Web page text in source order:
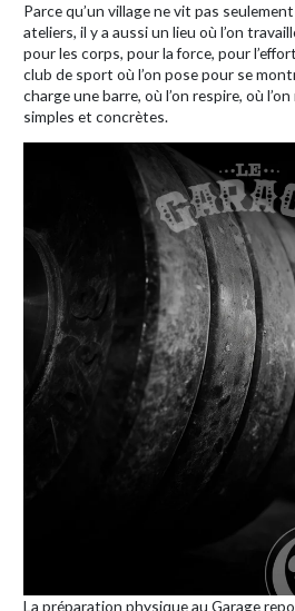
Parce qu’un village ne vit pas
ateliers, il y a aussi un lieu où l’on
pour les corps, pour la force, pour
club de sport où l’on pose pour se
charge une barre, où l’on respire, où
simples et concrètes.
La préparation physique au Garage